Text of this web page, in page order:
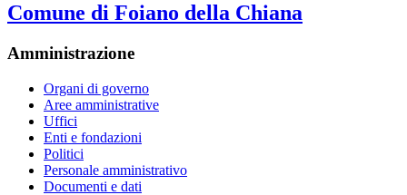
Comune di Foiano della Chiana
Amministrazione
Organi di governo
Aree amministrative
Uffici
Enti e fondazioni
Politici
Personale amministrativo
Documenti e dati